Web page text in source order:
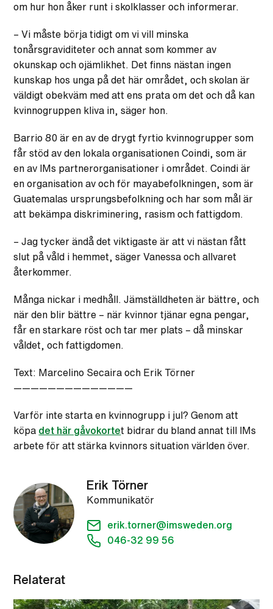
om hur hon åker runt i skolklasser och informerar.
– Vi måste börja tidigt om vi vill minska
tonårsgraviditeter och annat som kommer av
okunskap och ojämlikhet. Det finns nästan ingen
kunskap hos unga på det här området, och skolan är
väldigt obekväm med att ens prata om det och då kan
kvinnogruppen kliva in, säger hon.
Barrio 80 är en av de drygt fyrtio kvinnogrupper som
får stöd av den lokala organisationen Coindi, som är
en av IMs partnerorganisationer i området. Coindi är
en organisation av och för mayabefolkningen, som är
Guatemalas ursprungsbefolkning och har som mål är
att bekämpa diskriminering, rasism och fattigdom.
– Jag tycker ändå det viktigaste är att vi nästan fått
slut på våld i hemmet, säger Vanessa och allvaret
återkommer.
Många nickar i medhåll. Jämställdheten är bättre, och
när den blir bättre – när kvinnor tjänar egna pengar,
får en starkare röst och tar mer plats – då minskar
våldet, och fattigdomen.
Text: Marcelino Secaira och Erik Törner
——————————————
Varför inte starta en kvinnogrupp i jul? Genom att
köpa det här gåvokortet bidrar du bland annat till IMs
arbete för att stärka kvinnors situation världen över.
Erik Törner
Kommunikatör
erik.torner@imsweden.org
046-32 99 56
Relaterat